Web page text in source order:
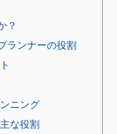
？
ランナーの役割
ニング
な役割